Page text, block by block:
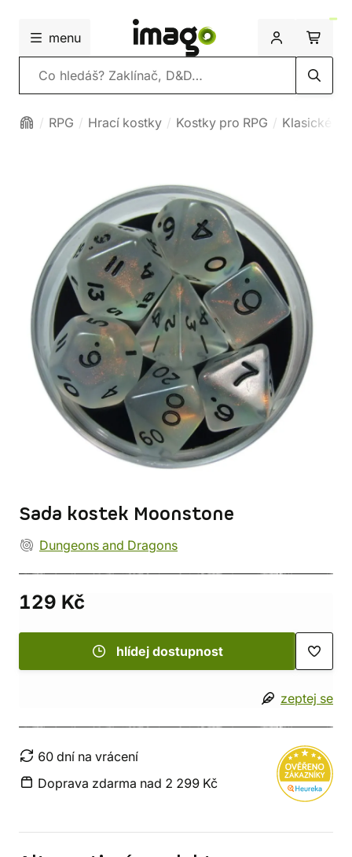
menu
Vyhledávání
RPG Hrací kostky Kostky pro RPG Klasické
Sada kostek Moonstone
Dungeons and Dragons
129 Kč
hlídej dostupnost
zeptej se
60 dní na vrácení
Doprava zdarma nad 2 299 Kč